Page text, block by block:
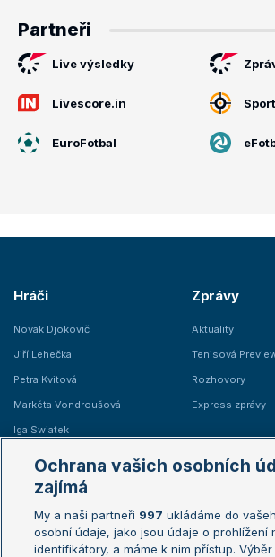
Partneři
Live výsledky
Livescore.in
EuroFotbal
Hráči
Novak Djokovič
Jiří Lehečka
Petra Kvitová
Markéta Vondroušová
Iga Swiatek
Zprávy
Aktuality
Tenisová
Rozhovory
Express zprávy
Žebříčky
Žebříček ATP (muži)
Žebříček WTA (ženy)
Australian Open
French Open
Ochrana vašich osobních
zajímá
My a naši partneři 997 ukládáme do
osobní údaje, jako jsou údaje o prohlížení
identifikátory, a máme k nim přístup. Výběr